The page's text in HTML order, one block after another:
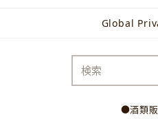
Global
●酒類